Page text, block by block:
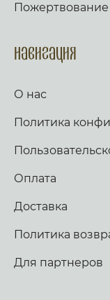
Пожертвование
Навигация
О нас
Политика
Оплата
Доставка
Политика
Для партнеров